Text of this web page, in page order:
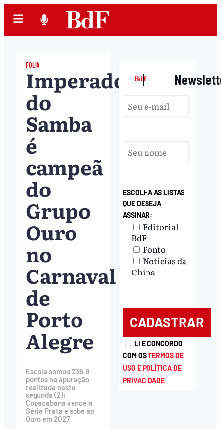
FOLIA
Imperadores
do
Samba
é
campeã
do
Grupo
Ouro
no
Carnaval
de
Porto
Alegre
Escola somou 236,9
pontos na apuração
realizada neste
segunda (2);
Copacabana vence a
Série Prata e sobe ao
Ouro em 2027
|
ESCOLHA AS LISTAS
QUE DESEJA
ASSINAR:
Editorial
BdF
Ponto
Notícias da
China
LI E CONCORDO
COM OSTERMOS DE
USO E POLÍTICA DE
PRIVACIDADE